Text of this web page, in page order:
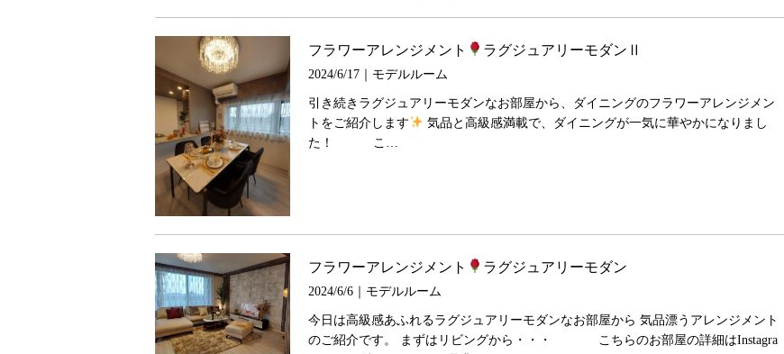
フラワーアレンジメント ラグジュアリーモダンⅡ
2024/6/17｜モデルルーム
引き続きラグジュアリーモダンなお部屋から、ダイニングのフラワーアレンジメン
トをご紹介します
気品と高級感満載で、ダイニングが一気に華やかになりまし
た！ こ…
フラワーアレンジメント ラグジュアリーモダン
2024/6/6｜モデルルーム
今日は高級感あふれるラグジュアリーモダンなお部屋から 気品漂うアレンジメント
のご紹介です。 まずはリビングから・・・ こちらのお部屋の詳細はInstagra